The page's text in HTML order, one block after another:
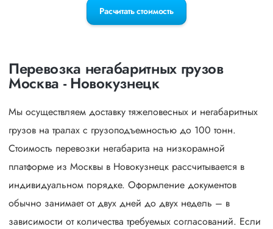
Расчитать стоимость
Перевозка негабаритных грузов
Москва - Новокузнецк
Мы осуществляем доставку тяжеловесных и негабаритных
грузов на тралах с грузоподъемностью до 100 тонн.
Стоимость перевозки негабарита на низкорамной
платформе из Москвы в Новокузнецк рассчитывается в
индивидуальном порядке. Оформление документов
обычно занимает от двух дней до двух недель – в
зависимости от количества требуемых согласований. Если